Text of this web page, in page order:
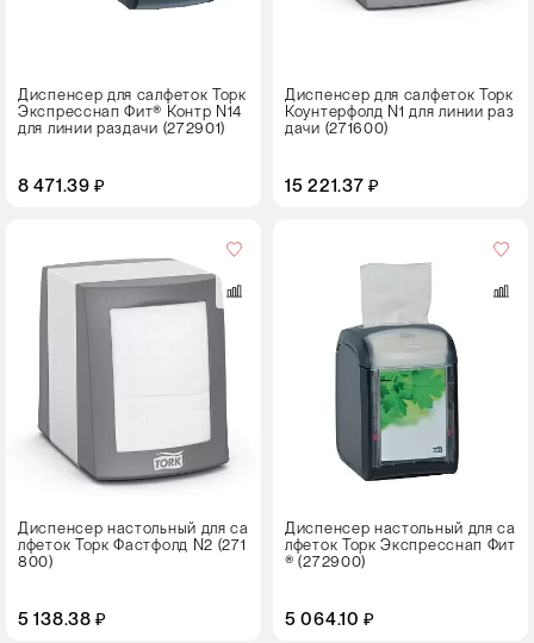
Диспенсер для салфеток Торк
Экспресснап Фит® Контр N14
для линии раздачи (272901)
8 471.39 ₽
Диспенсер для салфеток Торк
Коунтерфолд N1 для линии раз
дачи (271600)
15 221.37 ₽
Диспенсер настольный для са
лфеток Торк Фастфолд N2 (271
800)
5 138.38 ₽
Диспенсер настольный для са
лфеток Торк Экспресснап Фит
® (272900)
5 064.10 ₽